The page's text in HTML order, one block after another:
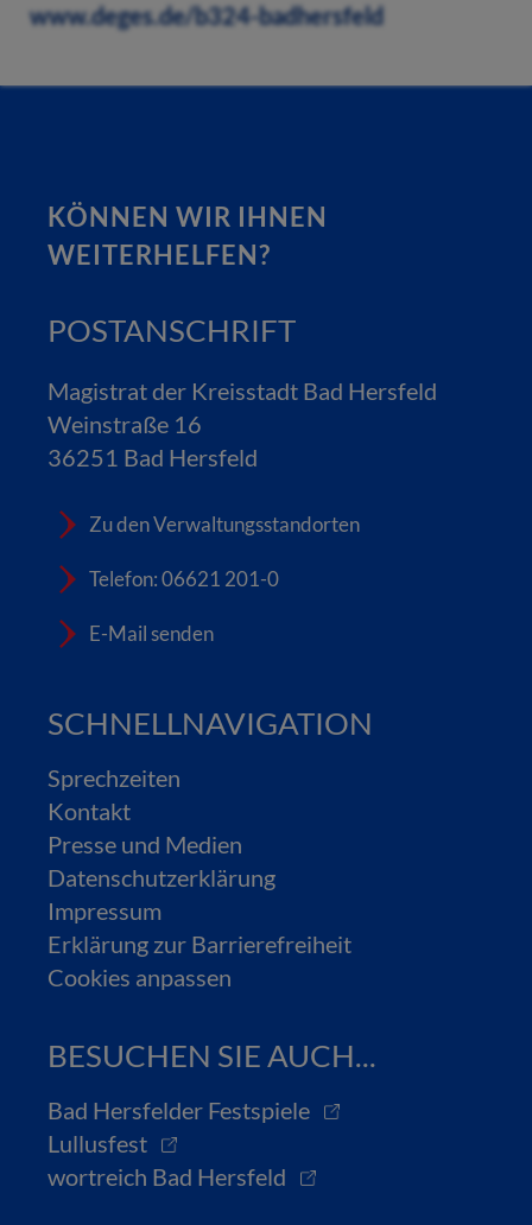
www.deges.de/b324-badhersfeld
KÖNNEN WIR IHNEN
WEITERHELFEN?
POSTANSCHRIFT
Magistrat der Kreisstadt Bad Hersfeld
Weinstraße 16
36251 Bad Hersfeld
Zu den Verwaltungsstandorten
Telefon: 06621 201-0
E-Mail senden
SCHNELLNAVIGATION
Sprechzeiten
Kontakt
Presse und Medien
Datenschutzerklärung
Impressum
Erklärung zur Barrierefreiheit
Cookies anpassen
BESUCHEN SIE AUCH...
Bad Hersfelder Festspiele
Lullusfest
wortreich Bad Hersfeld